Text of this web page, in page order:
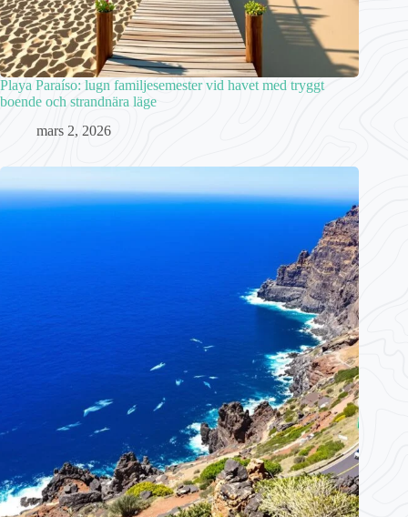
Playa Paraíso: lugn familjesemester vid havet med tryggt
boende och strandnära läge
mars 2, 2026